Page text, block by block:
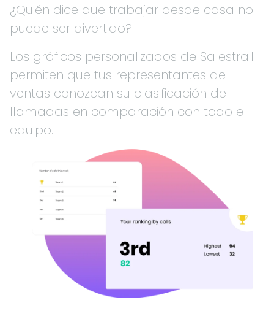
¿Quién dice que trabajar desde casa no
puede ser divertido?
Los gráficos personalizados de Salestrail
permiten que tus representantes de
ventas conozcan su clasificación de
llamadas en comparación con todo el
equipo.